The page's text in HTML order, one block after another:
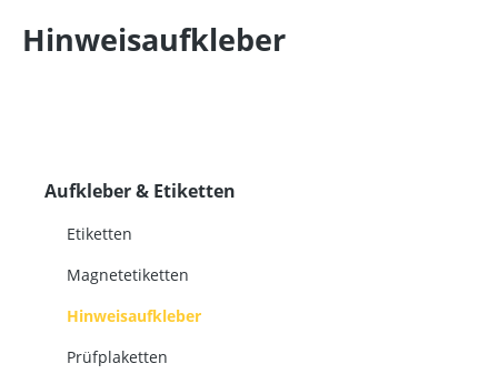
Hinweisaufkleber
Aufkleber & Etiketten
Etiketten
Magnetetiketten
Hinweisaufkleber
Prüfplaketten